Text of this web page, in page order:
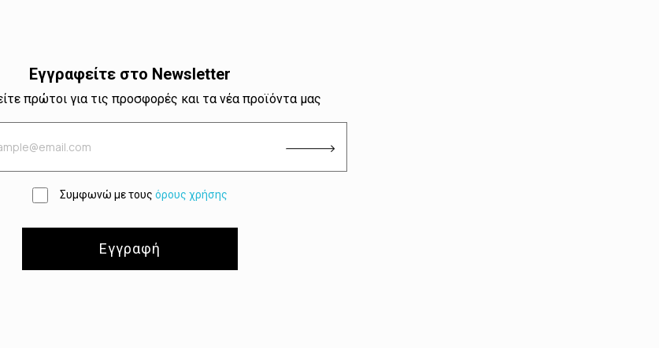
Εγγραφείτε στο Newsletter
πρώτοι για τις προσφορές και τα νέα προϊόντα μας
Συμφωνώ με τους όρους χρήσης
Εγγραφή